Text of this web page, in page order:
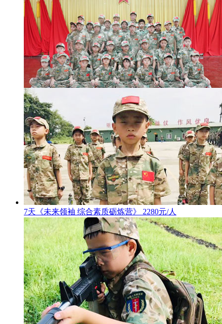
7天《未来领袖 综合素质砺炼营》 2280元/人